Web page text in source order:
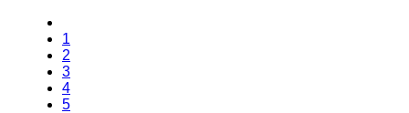
1
2
3
4
5